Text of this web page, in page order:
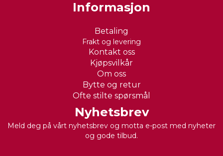
Informasjon
Betaling
Frakt og levering
Kontakt oss
Kjøpsvilkår
Om oss
Bytte og retur
Ofte stilte spørsmål
Nyhetsbrev
Meld deg på vårt nyhetsbrev og motta e-post med nyheter
og gode tilbud.